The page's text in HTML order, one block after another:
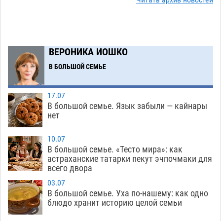
плодородию Харабалинского района
коммунальную готовность астраханского
земельного массива для льготников
15:28
Тяга к сверхскоростям обошлась
астраханской логистической компании в 400
тысяч рублей
14:44
Астраханские кутилы сменили барные стойки
на полицейские дежурки
07.08
14:09
С 11 августа астраханские водоемы
обеспечат притоком в семь тысяч кубов
07.08 1265
13:29
Астраханский аэропорт попробует отбиться
ВЕРОНИКА ИОШКО
В БОЛЬШОЙ СЕМЬЕ
17.07
В большой семье. Язык забыли — кайнары
нет
10.07
В большой семье. «Тесто мира»: как
астраханские татарки пекут эчпочмаки для
всего двора
03.07
В большой семье. Уха по-нашему: как одно
блюдо хранит историю целой семьи